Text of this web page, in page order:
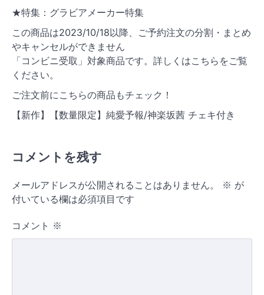
★特集：グラビアメーカー特集
この商品は2023/10/18以降、ご予約注文の分割・まとめ
やキャンセルができません
「コンビニ受取」対象商品です。詳しくはこちらをご覧
ください。
ご注文前にこちらの商品もチェック！
【新作】【数量限定】純愛予報/神楽坂茜 チェキ付き
コメントを残す
メールアドレスが公開されることはありません。 ※ が
付いている欄は必須項目です
コメント ※